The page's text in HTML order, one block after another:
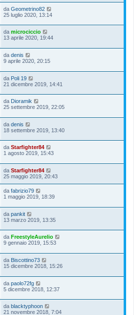
da Geometrino82
25 luglio 2020, 13:14
da microciccio
13 aprile 2020, 19:44
da denis
9 aprile 2020, 20:15
da Poli 19
21 dicembre 2019, 14:41
da Dioramik
25 settembre 2019, 22:05
da denis
18 settembre 2019, 13:40
da Starfighter84
1 agosto 2019, 15:43
da Starfighter84
25 maggio 2019, 20:43
da fabrizio79
1 maggio 2019, 18:39
da pankit
13 marzo 2019, 13:35
da FreestyleAurelio
9 gennaio 2019, 15:53
da Biscottino73
15 dicembre 2018, 15:26
da paolo72fg
5 dicembre 2018, 12:37
da blacktyphoon
21 novembre 2018, 7:04